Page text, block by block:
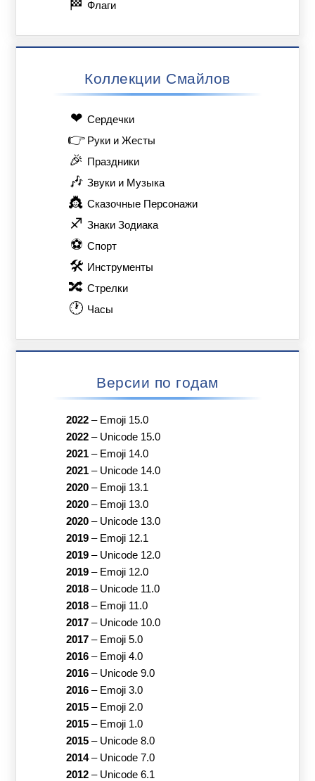
🏁 Флаги
Коллекции Смайлов
❤ Сердечки
👉 Руки и Жесты
🎉 Праздники
🎶 Звуки и Музыка
👸 Сказочные Персонажи
♐ Знаки Зодиака
⚽ Спорт
🛠 Инструменты
🔀 Стрелки
🕐 Часы
Версии по годам
2022– Emoji 15.0
2022– Unicode 15.0
2021– Emoji 14.0
2021– Unicode 14.0
2020– Emoji 13.1
2020– Emoji 13.0
2020– Unicode 13.0
2019– Emoji 12.1
2019– Unicode 12.0
2019– Emoji 12.0
2018– Unicode 11.0
2018– Emoji 11.0
2017– Unicode 10.0
2017– Emoji 5.0
2016– Emoji 4.0
2016– Unicode 9.0
2016– Emoji 3.0
2015– Emoji 2.0
2015– Emoji 1.0
2015– Unicode 8.0
2014– Unicode 7.0
2012– Unicode 6.1